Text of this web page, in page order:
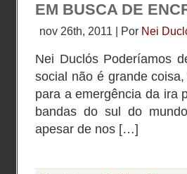
EM BUSCA DE
nov 26th, 2011 | Por Nei
Nei Duclós Poderíamos
social não é grande
para a emergência da ira
bandas do sul do
apesar de nos […]